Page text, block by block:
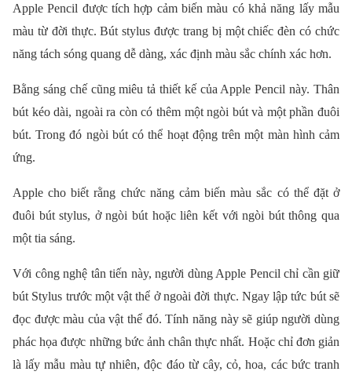
Apple Pencil được tích hợp cảm biến màu có khả năng lấy mẫu
màu từ đời thực. Bút stylus được trang bị một chiếc đèn có chức
năng tách sóng quang dễ dàng, xác định màu sắc chính xác hơn.
Bằng sáng chế cũng miêu tả thiết kế của Apple Pencil này. Thân
bút kéo dài, ngoài ra còn có thêm một ngòi bút và một phần đuôi
bút. Trong đó ngòi bút có thể hoạt động trên một màn hình cảm
ứng.
Apple cho biết rằng chức năng cảm biến màu sắc có thể đặt ở
đuôi bút stylus, ở ngòi bút hoặc liên kết với ngòi bút thông qua
một tia sáng.
Với công nghệ tân tiến này, người dùng Apple Pencil chỉ cần giữ
bút Stylus trước một vật thể ở ngoài đời thực. Ngay lập tức bút sẽ
đọc được màu của vật thể đó. Tính năng này sẽ giúp người dùng
phác họa được những bức ảnh chân thực nhất. Hoặc chỉ đơn giản
là lấy mẫu màu tự nhiên, độc đáo từ cây, cỏ, hoa, các bức tranh